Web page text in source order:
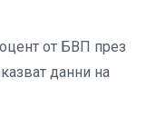
от БВП през
данни на